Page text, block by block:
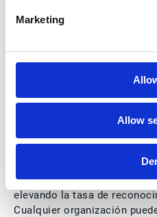
Marketing
Allow
manera que sea unas 600
precisa de grandes
más sostenible y eficiente
¿Significa esta diferencia de
desempeño mengua? En
gracias a la innovación
diseño, el modelo es hasta
anterior modelo de red
elevando la tasa de
Cualquier organización